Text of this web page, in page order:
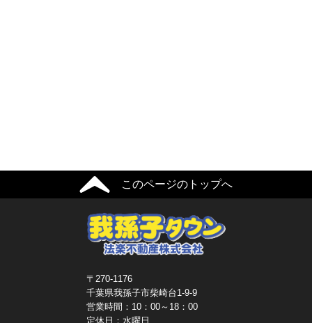
このページのトップへ
〒270-1176
千葉県我孫子市柴崎台1-9-9
営業時間：10：00～18：00
定休日：水曜日